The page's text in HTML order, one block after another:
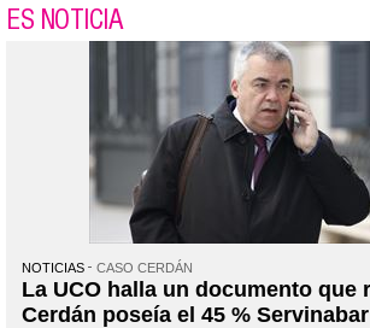
ES NOTICIA
NOTICIAS CASO CERDÁN
La UCO halla un documento que
Cerdán poseía el 45 % Servinabar